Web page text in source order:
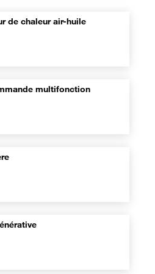
de chaleur air-huile
multifonction